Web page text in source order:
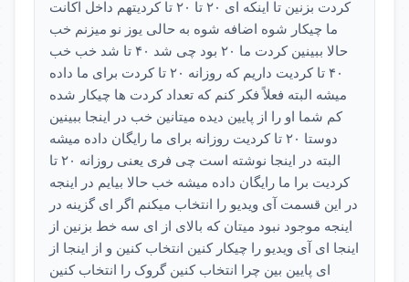
کردت بزنین تا اینکه ای ۲۰ تا ۲۰ تا کردیتهم داخل اکانت
ما چیکار شوه اضافه شوه به حالی یوز نو میزنم خب
حالا ببینین کردت ما ۲۰ بود چی شد ۴۰ تا شد خب خب
۴۰ تا کردیت داریم که روزانه ۲۰ تا کردت برای ما داده
میشه البته فعلاً فکر کنم که تعداد کردت ها چیکار شده
کم شما او را از پایین دیده میتانین خب در اینجا ببینین
دوستا ۲۰ تا کردیت روزانه برای ما رایگان داده میشه
البته در اینجا نوشته است چی فری یعنی روزانه ۲۰ تا
کردیت برا ما رایگان داده میشه خب حالا بیایم در اینجه
در این قسمت آی ویدیو را انتخاب میکنم اگر ای گزینه در
اینجه موجود نبود میتان که بالای از ای سه خط بزنین از
اینجا ای آی ویدیو را چیکار کنین انتخاب کنین و از اینجا از
ای پایین بین چرا انتخاب کنین گروک را انتخاب کنین